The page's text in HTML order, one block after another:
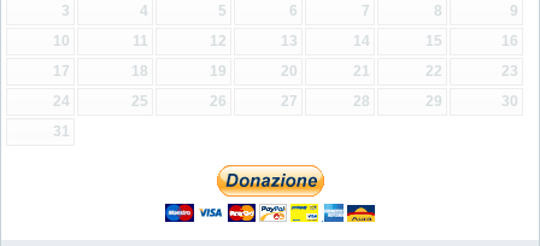
3
4 5 6 7 8
9
10
11 12 13 14 15
16
17
18 19 20 21 22
23
24
25 26 27 28 29
30
31